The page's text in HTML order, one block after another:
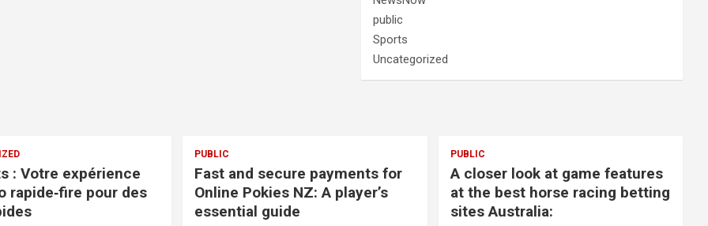
public
Sports
Uncategorized
: Votre expérience
rapide‑fire pour des
PUBLIC
Fast and secure payments for
Online Pokies NZ: A player’s
essential guide
PUBLIC
A closer look at game features
at the best horse racing betting
sites Australia: